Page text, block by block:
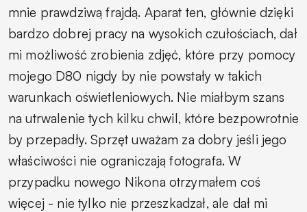
mnie prawdziwą frajdą. Aparat ten, głównie dzięki
bardzo dobrej pracy na wysokich czułościach, dał
mi możliwość zrobienia zdjęć, które przy pomocy
mojego D80 nigdy by nie powstały w takich
warunkach oświetleniowych. Nie miałbym szans
na utrwalenie tych kilku chwil, które bezpowrotnie
by przepadły. Sprzęt uważam za dobry jeśli jego
właściwości nie ograniczają fotografa. W
przypadku nowego Nikona otrzymałem coś
więcej - nie tylko nie przeszkadzał, ale dał mi